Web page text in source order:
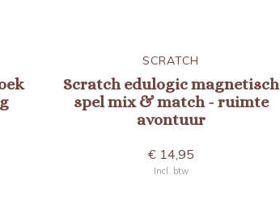
SCRATCH
Scratch edulogic magnetisch
spel mix & match - ruimte
avontuur
€ 14,95
Incl. btw